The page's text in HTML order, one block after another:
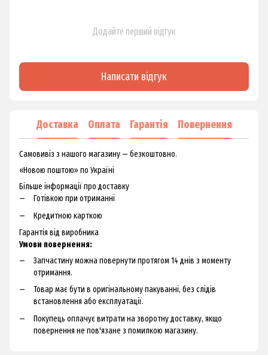
Додайте перший відгук
Написати відгук
Доставка Оплата Гарантія Повернення
Самовивіз з нашого магазину — безкоштовно.
«Новою поштою» по Україні
Більше інформації про доставку
Готівкою при отриманні
Кредитною карткою
Гарантія від виробника
Умови повернення:
Запчастину можна повернути протягом 14 днів з моменту
отримання.
Товар має бути в оригінальному пакуванні, без слідів
встановлення або експлуатації.
Покупець оплачує витрати на зворотну доставку, якщо
повернення не пов'язане з помилкою магазину.